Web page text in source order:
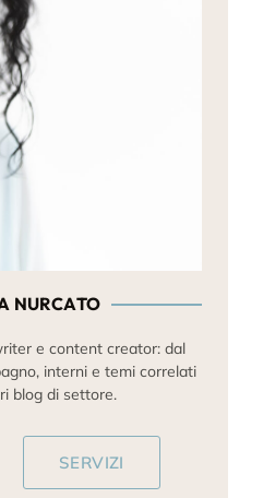
NURCATO
e content creator: dal
interni e temi correlati
blog di settore.
SERVIZI